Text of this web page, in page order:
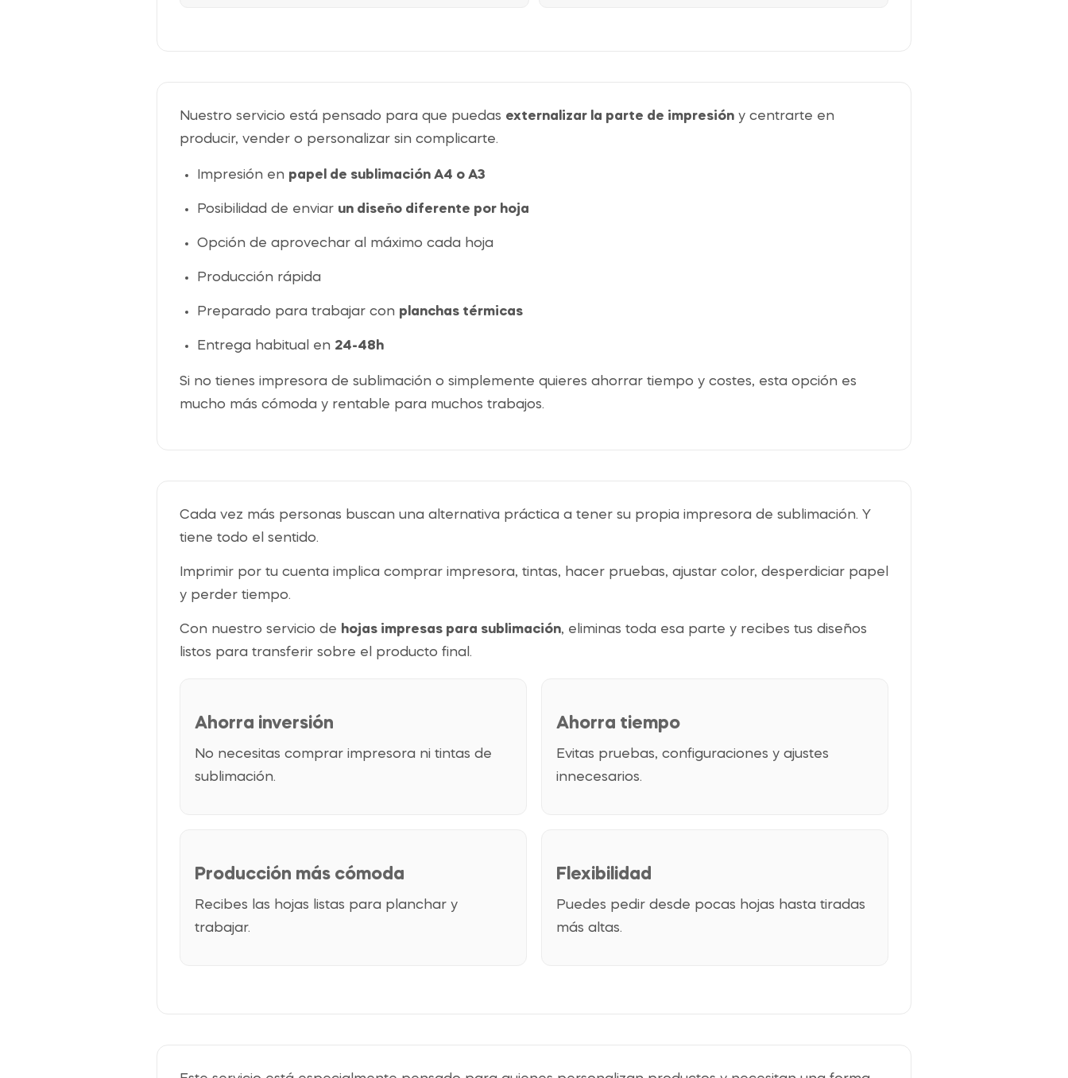
Nuestro servicio está pensado para que puedas externalizar la parte de impresión y centrarte en
producir, vender o personalizar sin complicarte.
Impresión en papel de sublimación A4 o A3
Posibilidad de enviar un diseño diferente por hoja
Opción de aprovechar al máximo cada hoja
Producción rápida
Preparado para trabajar con planchas térmicas
Entrega habitual en 24-48h
Si no tienes impresora de sublimación o simplemente quieres ahorrar tiempo y costes, esta opción es
mucho más cómoda y rentable para muchos trabajos.
Cada vez más personas buscan una alternativa práctica a tener su propia impresora de sublimación. Y
tiene todo el sentido.
Imprimir por tu cuenta implica comprar impresora, tintas, hacer pruebas, ajustar color, desperdiciar papel
y perder tiempo.
Con nuestro servicio de hojas impresas para sublimación, eliminas toda esa parte y recibes tus diseños
listos para transferir sobre el producto final.
Ahorra inversión
No necesitas comprar impresora ni tintas de
sublimación.
Ahorra tiempo
Evitas pruebas, configuraciones y ajustes
innecesarios.
Producción más cómoda
Recibes las hojas listas para planchar y
trabajar.
Flexibilidad
Puedes pedir desde pocas hojas hasta tiradas
más altas.